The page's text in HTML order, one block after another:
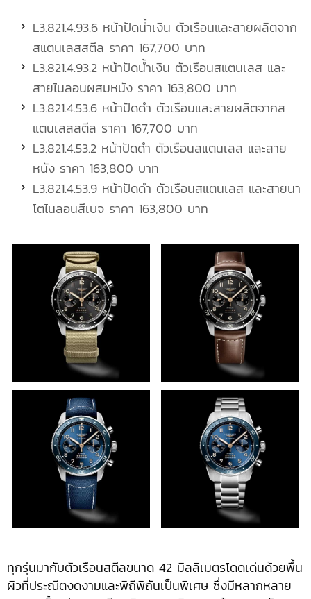
L3.821.4.93.6 หน้าปัดน้ำเงิน ตัวเรือนและสายผลิตจาก
สแตนเลสสตีล ราคา 167,700 บาท
L3.821.4.93.2 หน้าปัดน้ำเงิน ตัวเรือนสแตนเลส และ
สายไนลอนผสมหนัง ราคา 163,800 บาท
L3.821.4.53.6 หน้าปัดดำ ตัวเรือนและสายผลิตจากส
แตนเลสสตีล ราคา 167,700 บาท
L3.821.4.53.2 หน้าปัดดำ ตัวเรือนสแตนเลส และสาย
หนัง ราคา 163,800 บาท
L3.821.4.53.9 หน้าปัดดำ ตัวเรือนสแตนเลส และสายนา
โตไนลอนสีเบจ ราคา 163,800 บาท
ทุกรุ่นมากับตัวเรือนสตีลขนาด 42 มิลลิเมตรโดดเด่นด้วยพื้น
ผิวที่ประณีตงดงามและพิถีพิถันเป็นพิเศษ ซึ่งมีหลากหลาย